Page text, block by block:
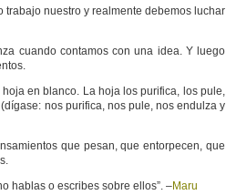
trabajo nuestro y realmente debemos luchar
cuando contamos con una idea. Y luego
en blanco. La hoja los purifica, los pule,
nos purifica, nos pule, nos endulza y
que pesan, que entorpecen, que
hablas o escribes sobre ellos”. –Maru